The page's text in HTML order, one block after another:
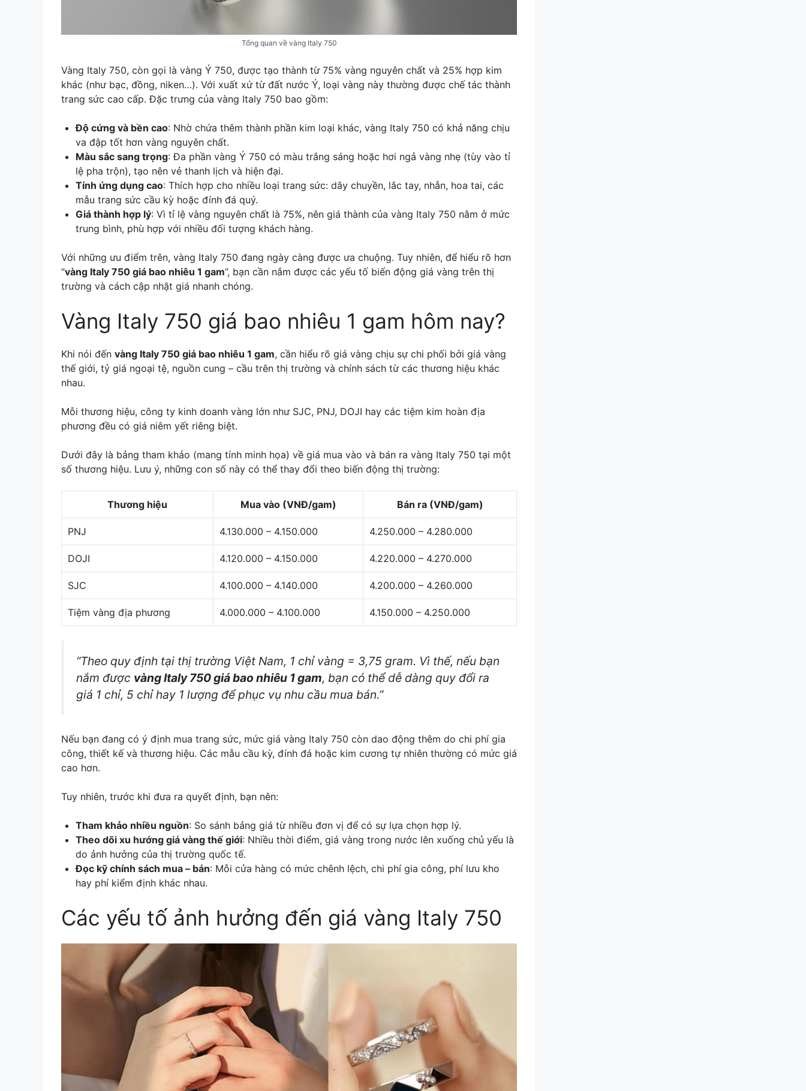
Tổng quan về vàng Italy 750
Vàng Italy 750, còn gọi là vàng Ý 750, được tạo thành từ 75% vàng nguyên chất và 25% hợp kim
khác (như bạc, đồng, niken…). Với xuất xứ từ đất nước Ý, loại vàng này thường được chế tác thành
trang sức cao cấp. Đặc trưng của vàng Italy 750 bao gồm:
Độ cứng và bền cao: Nhờ chứa thêm thành phần kim loại khác, vàng Italy 750 có khả năng chịu
va đập tốt hơn vàng nguyên chất.
Màu sắc sang trọng: Đa phần vàng Ý 750 có màu trắng sáng hoặc hơi ngả vàng nhẹ (tùy vào tỉ
lệ pha trộn), tạo nên vẻ thanh lịch và hiện đại.
Tính ứng dụng cao: Thích hợp cho nhiều loại trang sức: dây chuyền, lắc tay, nhẫn, hoa tai, các
mẫu trang sức cầu kỳ hoặc đính đá quý.
Giá thành hợp lý: Vì tỉ lệ vàng nguyên chất là 75%, nên giá thành của vàng Italy 750 nằm ở mức
trung bình, phù hợp với nhiều đối tượng khách hàng.
Với những ưu điểm trên, vàng Italy 750 đang ngày càng được ưa chuộng. Tuy nhiên, để hiểu rõ hơn
“vàng Italy 750 giá bao nhiêu 1 gam”, bạn cần nắm được các yếu tố biến động giá vàng trên thị
trường và cách cập nhật giá nhanh chóng.
Vàng Italy 750 giá bao nhiêu 1 gam hôm nay?
Khi nói đến vàng Italy 750 giá bao nhiêu 1 gam, cần hiểu rõ giá vàng chịu sự chi phối bởi giá vàng
thế giới, tỷ giá ngoại tệ, nguồn cung – cầu trên thị trường và chính sách từ các thương hiệu khác
nhau.
Mỗi thương hiệu, công ty kinh doanh vàng lớn như SJC, PNJ, DOJI hay các tiệm kim hoàn địa
phương đều có giá niêm yết riêng biệt.
Dưới đây là bảng tham khảo (mang tính minh họa) về giá mua vào và bán ra vàng Italy 750 tại một
số thương hiệu. Lưu ý, những con số này có thể thay đổi theo biến động thị trường:
Thương hiệu Mua vào (VNĐ/gam) Bán ra (VNĐ/gam)
PNJ 4.130.000 – 4.150.000 4.250.000 – 4.280.000
DOJI 4.120.000 – 4.150.000 4.220.000 – 4.270.000
SJC 4.100.000 – 4.140.000 4.200.000 – 4.260.000
Tiệm vàng địa phương 4.000.000 – 4.100.000 4.150.000 – 4.250.000
“Theo quy định tại thị trường Việt Nam, 1 chỉ vàng = 3,75 gram. Vì thế, nếu bạn
nắm được vàng Italy 750 giá bao nhiêu 1 gam, bạn có thể dễ dàng quy đổi ra
giá 1 chỉ, 5 chỉ hay 1 lượng để phục vụ nhu cầu mua bán.”
Nếu bạn đang có ý định mua trang sức, mức giá vàng Italy 750 còn dao động thêm do chi phí gia
công, thiết kế và thương hiệu. Các mẫu cầu kỳ, đính đá hoặc kim cương tự nhiên thường có mức giá
cao hơn.
Tuy nhiên, trước khi đưa ra quyết định, bạn nên:
Tham khảo nhiều nguồn: So sánh bảng giá từ nhiều đơn vị để có sự lựa chọn hợp lý.
Theo dõi xu hướng giá vàng thế giới: Nhiều thời điểm, giá vàng trong nước lên xuống chủ yếu là
do ảnh hưởng của thị trường quốc tế.
Đọc kỹ chính sách mua – bán: Mỗi cửa hàng có mức chênh lệch, chi phí gia công, phí lưu kho
hay phí kiểm định khác nhau.
Các yếu tố ảnh hưởng đến giá vàng Italy 750